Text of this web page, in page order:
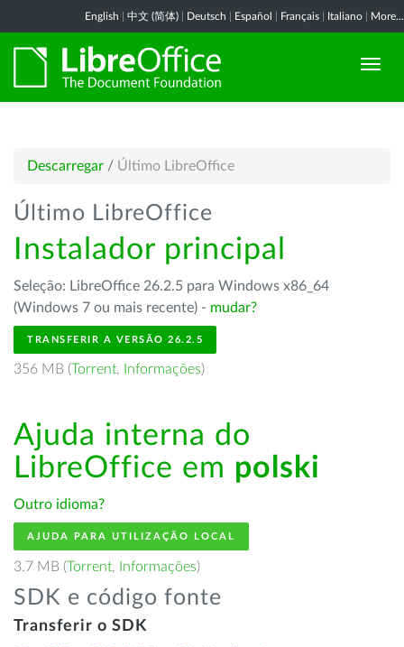
English 中文 (简体) Deutsch Español Français Italiano More...
Descarregar / Último LibreOffice
Último LibreOffice
Instalador principal
Seleção: LibreOffice 26.2.5 para Windows x86_64
(Windows 7 ou mais recente) - mudar?
TRANSFERIR A VERSÃO 26.2.5
356 MB (Torrent, Informações)
Ajuda interna do
LibreOffice em polski
Outro idioma?
AJUDA PARA UTILIZAÇÃO LOCAL
3.7 MB (Torrent, Informações)
SDK e código fonte
Transferir o SDK